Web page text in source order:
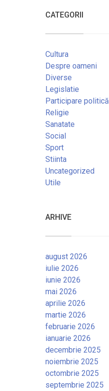
CATEGORII
Cultura
Despre oameni
Diverse
Legislatie
Participare politică
Religie
Sanatate
Social
Sport
Stiinta
Uncategorized
Utile
ARHIVE
august 2026
iulie 2026
iunie 2026
mai 2026
aprilie 2026
martie 2026
februarie 2026
ianuarie 2026
decembrie 2025
noiembrie 2025
octombrie 2025
septembrie 2025